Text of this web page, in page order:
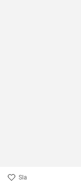
Sla